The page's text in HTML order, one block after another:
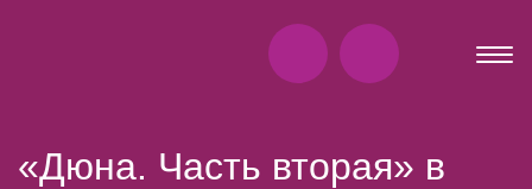
«Дюна. Часть вторая» в